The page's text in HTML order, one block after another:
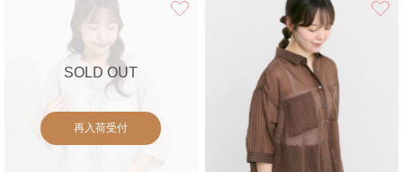
SOLD OUT
再入荷受付